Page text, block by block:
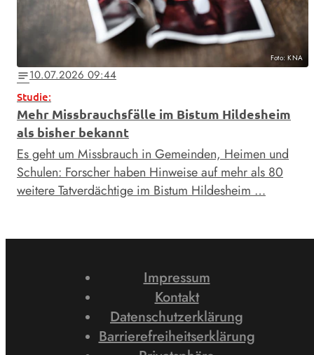
Foto: KNA
notes10.07.2026 09:44
Studie:
Mehr Missbrauchsfälle im Bistum Hildesheim
als bisher bekannt
Es geht um Missbrauch in Gemeinden, Heimen und
Schulen: Forscher haben Hinweise auf mehr als 80
weitere Tatverdächtige im Bistum Hildesheim …
Impressum
Kontakt
Datenschutzerklärung
Barrierefreiheitserklärung